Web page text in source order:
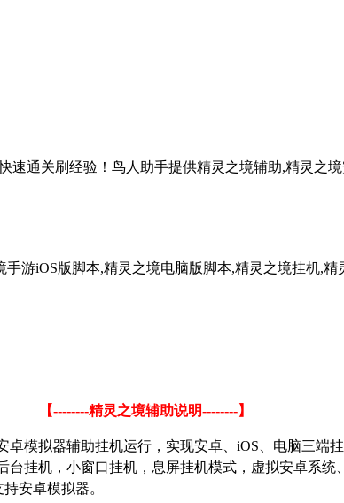
通关刷经验！鸟人助手提供精灵之境辅助,精灵之
游iOS版脚本,精灵之境电脑版脚本,精灵之境挂机,
【--------精灵之境辅助说明--------】
卓模拟器辅助挂机运行，实现安卓、 iOS、电脑三端
台挂机，小窗口挂机，息屏挂机模式，虚拟安卓系
安卓模拟器。